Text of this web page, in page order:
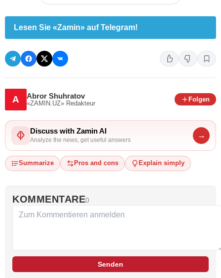
Lesen Sie «Zamin» auf Telegram!
A Abror Shuhratov
«ZAMIN.UZ» Redakteur
Folgen
Discuss with Zamin AI
Analyze the news, get useful answers
→
Summarize Pros and cons Explain simply
KOMMENTARE0
Senden